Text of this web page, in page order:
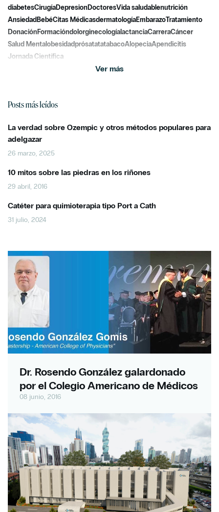
diabetesCirugíaDepresionDoctoresVida saludablenutrición
Ansiedad BebéCitas MédicasdermatologíaEmbarazoTratamiento
DonaciónFormacióndolorginecologíalactanciaCarreraCáncer
Salud MentalobesidadprósatatatabacoAlopeciaApendicitis
Jornada Científica
Ver más
Posts más leídos
La verdad sobre Ozempic y otros métodos populares para
adelgazar
26 marzo, 2025
10 mitos sobre las piedras en los riñones
29 abril, 2016
Catéter para quimioterapia tipo Port a Cath
31 julio, 2024
Dr. Rosendo González galardonado
por el Colegio Americano de Médicos
08 junio, 2016